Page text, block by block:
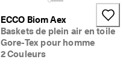
ECCO Biom Aex
Baskets de plein air en toile
Gore-Tex pour homme
2 Couleurs